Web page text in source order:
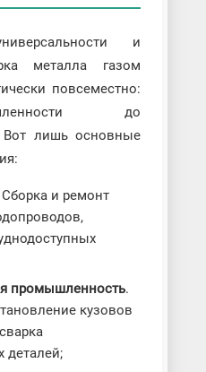
и
металла газом
повсеместно:
до
Вот лишь основные
и ремонт
промышленность.
кузовов
деталей;